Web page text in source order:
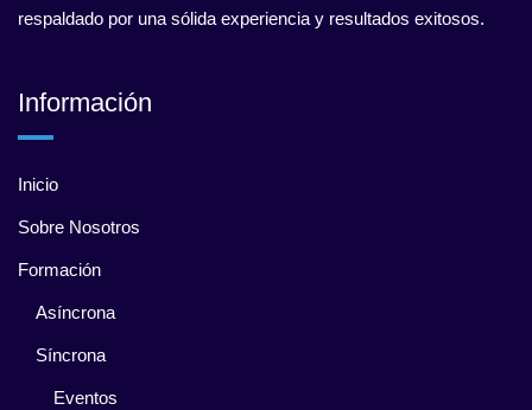
respaldado por una sólida experiencia y resultados exitosos.
Información
Inicio
Sobre Nosotros
Formación
Asíncrona
Síncrona
Eventos